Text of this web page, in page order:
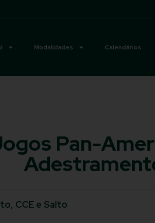
Modalidades Calendários
Pan-
CCE e Salto